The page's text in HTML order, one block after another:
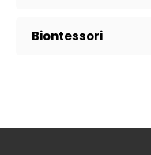
Biontessori